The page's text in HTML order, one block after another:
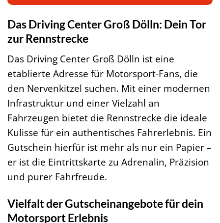
Das Driving Center Groß Dölln: Dein Tor
zur Rennstrecke
Das Driving Center Groß Dölln ist eine
etablierte Adresse für Motorsport-Fans, die
den Nervenkitzel suchen. Mit einer modernen
Infrastruktur und einer Vielzahl an
Fahrzeugen bietet die Rennstrecke die ideale
Kulisse für ein authentisches Fahrerlebnis. Ein
Gutschein hierfür ist mehr als nur ein Papier –
er ist die Eintrittskarte zu Adrenalin, Präzision
und purer Fahrfreude.
Vielfalt der Gutscheinangebote für dein
Motorsport Erlebnis